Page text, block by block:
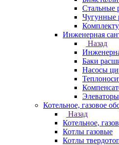
Стальные
Чугунные
Инженерная
Назад
Баки
Насосы
Элеваторы
Котельное, газовое
Назад
Котельное,
Котлы газовые
Котлы